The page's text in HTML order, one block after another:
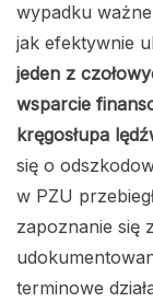
wypadku
jak efektywnie
jeden z
wsparcie
kręgosłupa
się o
w PZU
zapoznanie się
terminowe